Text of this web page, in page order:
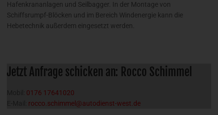
Hafenkrananlagen und Seilbagger. In der Montage von
Schiffsrumpf-Blöcken und im Bereich Windenergie kann die
Hebetechnik außerdem eingesetzt werden.
Jetzt Anfrage schicken an: Rocco Schimmel
0176 17641020
rocco.schimmel@autodienst-west.de